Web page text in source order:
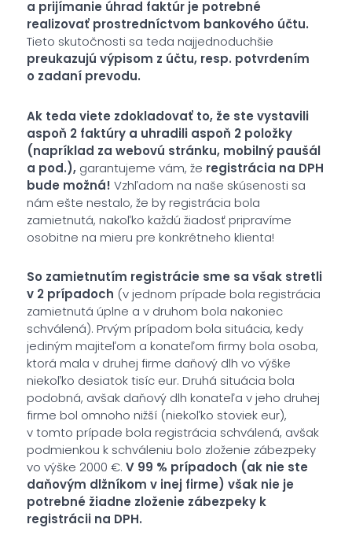
a prijímanie úhrad faktúr je potrebné
realizovať prostredníctvom bankového účtu.
Tieto skutočnosti sa teda najjednoduchšie
preukazujú výpisom z účtu, resp. potvrdením
o zadaní prevodu.
Ak teda viete zdokladovať to, že ste vystavili
aspoň 2 faktúry a uhradili aspoň 2 položky
(napríklad za webovú stránku, mobilný paušál
a pod.),garantujeme vám, že registrácia na DPH
bude možná! Vzhľadom na naše skúsenosti sa
nám ešte nestalo, že by registrácia bola
zamietnutá, nakoľko každú žiadosť pripravíme
osobitne na mieru pre konkrétneho klienta!
So zamietnutím registrácie sme sa však stretli
v 2 prípadoch (v jednom prípade bola registrácia
zamietnutá úplne a v druhom bola nakoniec
schválená). Prvým prípadom bola situácia, kedy
jediným majiteľom a konateľom firmy bola osoba,
ktorá mala v druhej firme daňový dlh vo výške
niekoľko desiatok tisíc eur. Druhá situácia bola
podobná, avšak daňový dlh konateľa v jeho druhej
firme bol omnoho nižší (niekoľko stoviek eur),
v tomto prípade bola registrácia schválená, avšak
podmienkou k schváleniu bolo zloženie zábezpeky
vo výške 2000 €. V 99 % prípadoch (ak nie ste
daňovým dlžníkom v inej firme) však nie je
potrebné žiadne zloženie zábezpeky k
registrácii na DPH.